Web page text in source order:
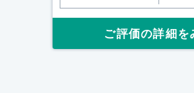
ご評価の詳細を